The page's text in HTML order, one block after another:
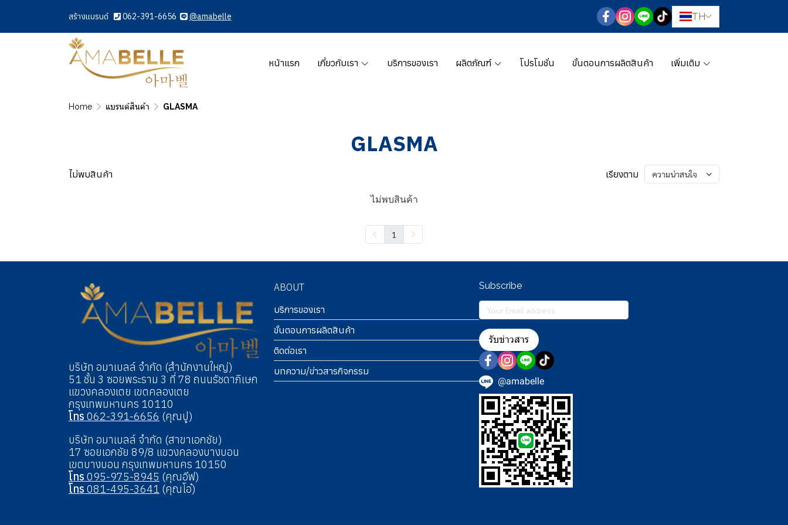
สร้างแบรนด์ 062-391-6656 @amabelle TH
หน้าแรก เกี่ยวกับเรา บริการของเรา ผลิตภัณฑ์ โปรโมชั่น ขั้นตอนการผลิตสินค้า เพิ่มเติม
Home แบรนด์สินค้า GLASMA
GLASMA
ไม่พบสินค้า เรียงตาม ความน่าสนใจ
ไม่พบสินค้า
1
บริษัท อมาเบลล์ จำกัด (สำนักงานใหญ่)
51 ชั้น 3 ซอยพระราม 3 ที่ 78 ถนนรัชดาภิเษก
แขวงคลองเตย เขตคลองเตย
กรุงเทพมหานคร 10110
โทร 062-391-6656 (คุณปู)
บริษัท อมาเบลล์ จำกัด (สาขาเอกชัย)
17 ซอยเอกชัย 89/8 แขวงคลองบางบอน
เขตบางบอน กรุงเทพมหานคร 10150
โทร 095-975-8945 (คุณอีฟ)
โทร 081-495-3641 (คุณโอ๋)
ABOUT
บริการของเรา
ขั้นตอนการผลิตสินค้า
ติดต่อเรา
บทความ/ข่าวสารกิจกรรม
Subscribe
รับข่าวสาร
@amabelle